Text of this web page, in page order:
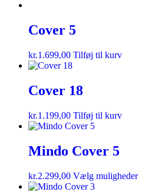
Cover 5
kr.1.699,00 Tilføj til kurv
Cover 18
kr.1.199,00 Tilføj til kurv
Mindo Cover 5
kr.2.299,00 Vælg muligheder